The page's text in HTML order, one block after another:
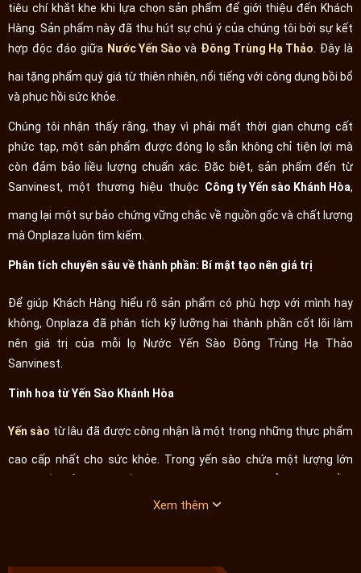
tiêu chí khắt khe khi lựa chọn sản phẩm để giới thiệu đến Khách
Hàng. Sản phẩm này đã thu hút sự chú ý của chúng tôi bởi sự kết
hợp độc đáo giữa Nước Yến Sào và Đông Trùng Hạ Thảo . Đây là
hai tặng phẩm quý giá từ thiên nhiên, nổi tiếng với công dụng bồi bổ
và phục hồi sức khỏe.
Chúng tôi nhận thấy rằng, thay vì phải mất thời gian chưng cất
phức tạp, một sản phẩm được đóng lọ sẵn không chỉ tiện lợi mà
còn đảm bảo liều lượng chuẩn xác. Đặc biệt, sản phẩm đến từ
Sanvinest, một thương hiệu thuộc Công ty Yến sào Khánh Hòa,
mang lại một sự bảo chứng vững chắc về nguồn gốc và chất lượng
mà Onplaza luôn tìm kiếm.
Phân tích chuyên sâu về thành phần: Bí mật tạo nên giá trị
Để giúp Khách Hàng hiểu rõ sản phẩm có phù hợp với mình hay
không, Onplaza đã phân tích kỹ lưỡng hai thành phần cốt lõi làm
nên giá trị của mỗi lọ Nước Yến Sào Đông Trùng Hạ Thảo
Sanvinest.
Tinh hoa từ Yến Sào Khánh Hòa
Yến sào từ lâu đã được công nhận là một trong những thực phẩm
cao cấp nhất cho sức khỏe. Trong yến sào chứa một lượng lớn
hợp được cùng hơn 31 nguyên tố vi lượng cần thiết.
Xem thêm